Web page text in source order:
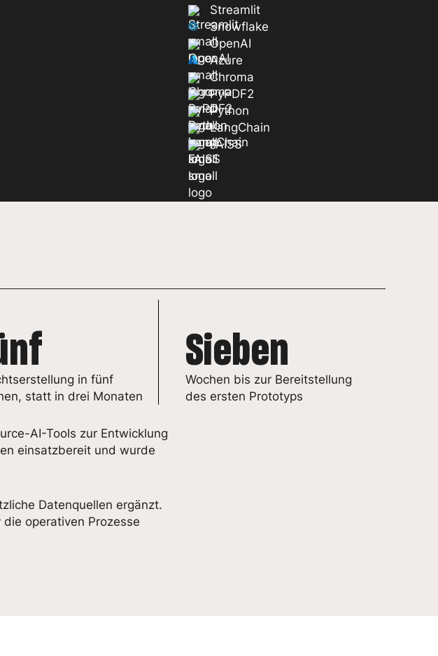
Streamlit
Snowflake
OpenAI
Azure
Chroma
PyPDF2
Python
LangChain
FAISS
in fünf
statt in drei Monaten
Sieben
Wochen bis zur Bereitstellung
des ersten Prototyps
AI-Tools zur Entwicklung
einsatzbereit und wurde
Datenquellen ergänzt.
operativen Prozesse